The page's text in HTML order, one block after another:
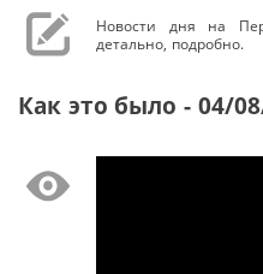
Новости дня на
детально, подробно.
Как это было - 04/